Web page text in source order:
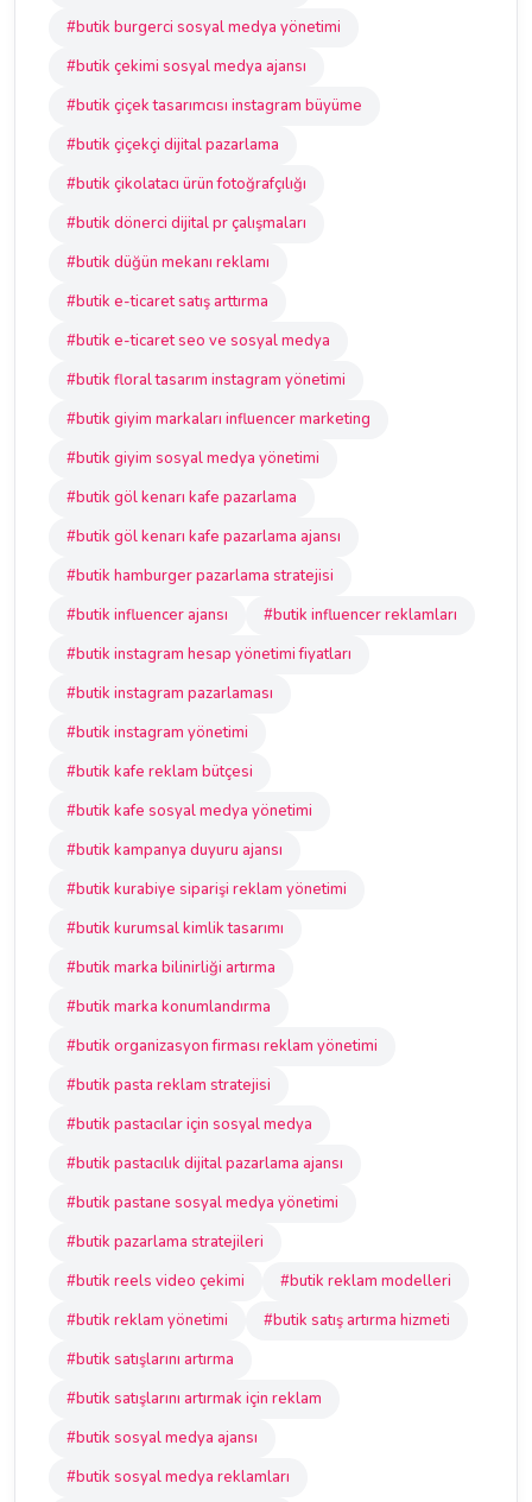
#butik burgerci sosyal medya yönetimi
#butik çekimi sosyal medya ajansı
#butik çiçek tasarımcısı instagram büyüme
#butik çiçekçi dijital pazarlama
#butik çikolatacı ürün fotoğrafçılığı
#butik dönerci dijital pr çalışmaları
#butik düğün mekanı reklamı
#butik e-ticaret satış arttırma
#butik e-ticaret seo ve sosyal medya
#butik floral tasarım instagram yönetimi
#butik giyim markaları influencer marketing
#butik giyim sosyal medya yönetimi
#butik göl kenarı kafe pazarlama
#butik göl kenarı kafe pazarlama ajansı
#butik hamburger pazarlama stratejisi
#butik influencer ajansı
#butik influencer reklamları
#butik instagram hesap yönetimi fiyatları
#butik instagram pazarlaması
#butik instagram yönetimi
#butik kafe reklam bütçesi
#butik kafe sosyal medya yönetimi
#butik kampanya duyuru ajansı
#butik kurabiye siparişi reklam yönetimi
#butik kurumsal kimlik tasarımı
#butik marka bilinirliği artırma
#butik marka konumlandırma
#butik organizasyon firması reklam yönetimi
#butik pasta reklam stratejisi
#butik pastacılar için sosyal medya
#butik pastacılık dijital pazarlama ajansı
#butik pastane sosyal medya yönetimi
#butik pazarlama stratejileri
#butik reels video çekimi
#butik reklam modelleri
#butik reklam yönetimi
#butik satış artırma hizmeti
#butik satışlarını artırma
#butik satışlarını artırmak için reklam
#butik sosyal medya ajansı
#butik sosyal medya reklamları